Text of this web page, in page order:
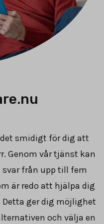
smidigt för dig att
Genom vår tjänst kan
från upp till fem
är redo att hjälpa dig
ger dig möjlighet
och välja en